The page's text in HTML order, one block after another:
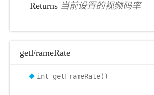
Returns 当前设置的视频码率
getFrameRate
int getFrameRate()